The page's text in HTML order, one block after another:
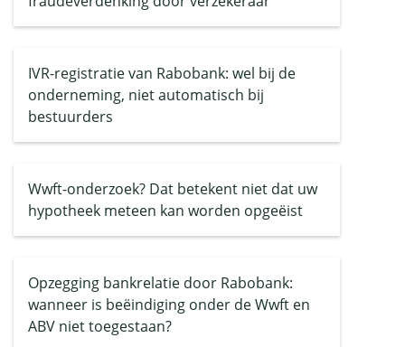
IVR-registratie van Rabobank: wel bij de
onderneming, niet automatisch bij
bestuurders
Wwft-onderzoek? Dat betekent niet dat uw
hypotheek meteen kan worden opgeëist
Opzegging bankrelatie door Rabobank:
wanneer is beëindiging onder de Wwft en
ABV niet toegestaan?